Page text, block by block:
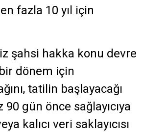
fazla 10 yıl için
şahsi hakka konu devre
dönem için
tatilin başlayacağı
gün önce sağlayıcıya
kalıcı veri saklayıcısı